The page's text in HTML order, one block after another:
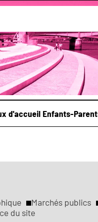
d'accueil Enfants-
Marchés publics
du site